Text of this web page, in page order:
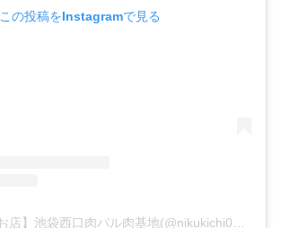
この投稿をInstagramで見る